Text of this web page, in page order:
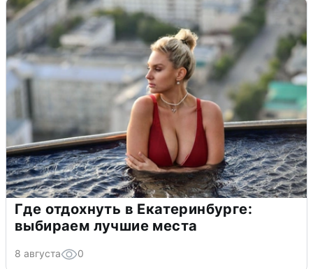
Где отдохнуть в Екатеринбурге:
выбираем лучшие места
8 августа 0